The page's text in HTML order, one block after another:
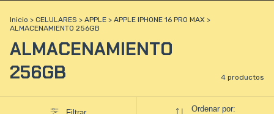
Inicio > CELULARES > APPLE > APPLE IPHONE 16 PRO MAX >
ALMACENAMIENTO 256GB
ALMACENAMIENTO
256GB
4 productos
Filtrar Ordenar por: